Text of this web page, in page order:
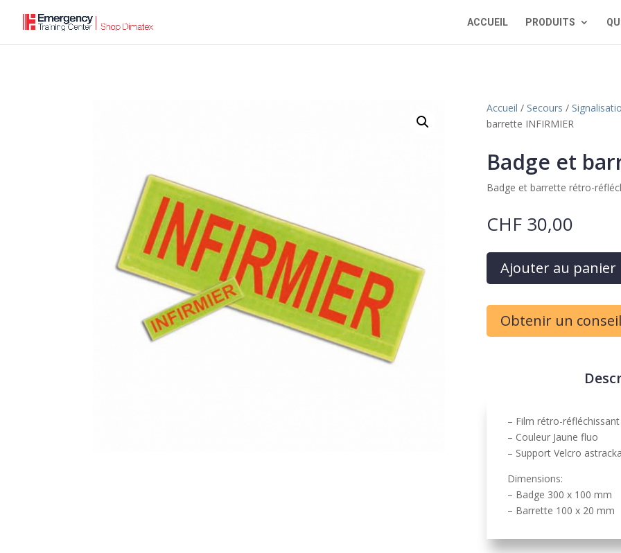
ACCUEIL PRODUITS
Accueil / Secours /
barrette INFIRMIER
Badge et
Badge et barrette rétro-
CHF30,00
Ajouter au panier
Obtenir un conseil
– Film rétro-réfléchissant
– Couleur Jaune fluo
– Support Velcro
Dimensions:
– Badge 300 x 100 mm
– Barrette 100 x 20 mm